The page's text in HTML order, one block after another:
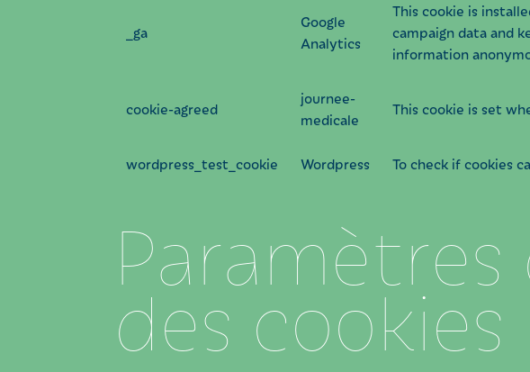
_ga
Google
Analytics
This cookie is
campaign data and
information
cookie-agreed
journee-
medicale
This cookie is set
wordpress_test_cookie Wordpress To check if cookies
des cookies